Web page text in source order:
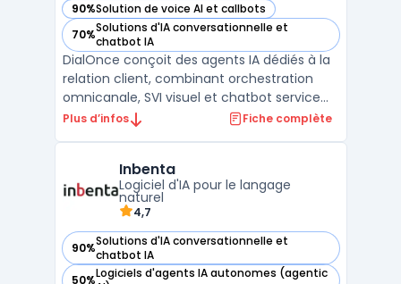
90%Solution de voice AI et callbots
— voir Dialonce dans cette catégorie
70%Solutions d'IA conversationnelle et
chatbot IA
— voir Dialonce dans cette catégorie
DialOnce conçoit des agents IA dédiés à la
relation client, combinant orchestration
omnicanale, SVI visuel et chatbot service
client pour absorber les volumes entrants
de confiance, qui s’appuie sur 10 ans d’exp ...
Plus d’infos Fiche complète
Inbenta
Logiciel d'IA pour le langage
naturel
4,7
90%Solutions d'IA conversationnelle et
chatbot IA
— voir Inbenta dans cette catégorie
50%Logiciels d'agents IA autonomes (agentic